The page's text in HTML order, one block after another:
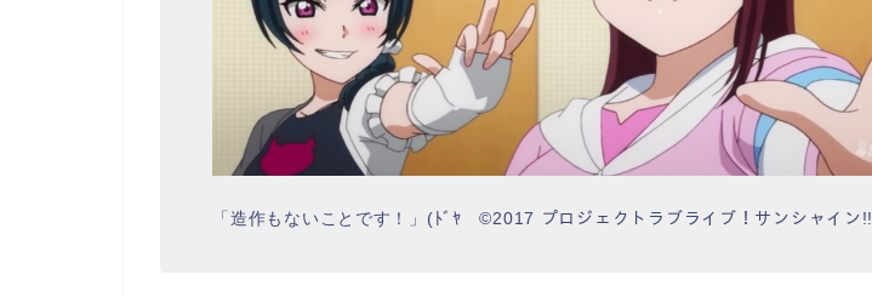
「造作もないことです！」(ﾄﾞﾔ ©2017 プロジェクトラブライブ！サンシャイン!!